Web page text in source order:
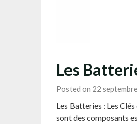
Les
Posted on 22
Les Batteries : Les
sont des composants